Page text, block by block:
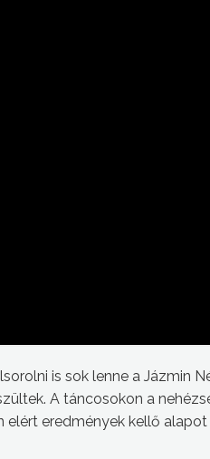
is sok lenne a Jázmin
A táncosokon a
elért eredmények kellő